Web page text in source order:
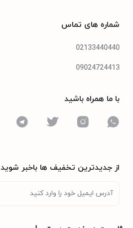
شماره های تماس
02133440440
09024724413
با ما همراه باشید
از جدیدترین تخفیف ها باخبر شوید